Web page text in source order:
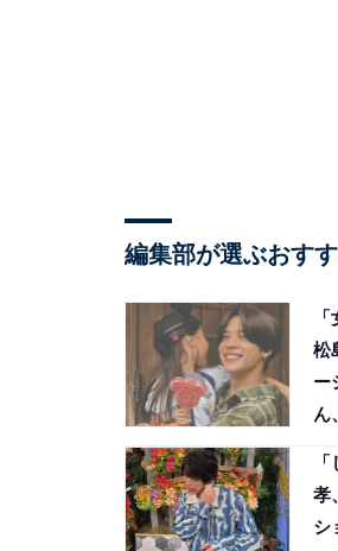
編集部が選ぶおす
松
ー
ん
孝
シ